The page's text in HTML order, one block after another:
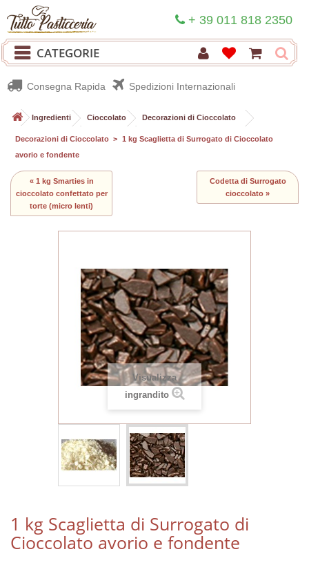
+ 39 011 818 2350
CATEGORIE
Consegna Rapida Spedizioni Internazionali
> Ingredienti >Cioccolato >Decorazioni di Cioccolato >
Decorazioni di Cioccolato > 1 kg Scaglietta di Surrogato di Cioccolato
avorio e fondente
« 1 kg Smarties in
cioccolato confettato per
torte (micro lenti)
Codetta di Surrogato
cioccolato »
Visualizza
ingrandito
1 kg Scaglietta di Surrogato di
Cioccolato avorio e fondente